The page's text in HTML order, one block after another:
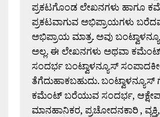
ಪ್ರಕಟಗೊಂಡ ಲೇಖನಗಳು ಹಾಗೂ
ಪ್ರಕಟವಾಗುವ ಅಭಿಪ್ರಾಯಗಳು
ಅಭಿಪ್ರಾಯ ಮಾತ್ರ. ಅವು
ಅಲ್ಲ. ಈ ಲೇಖನಗಳು ಅಥವಾ ಕಮೆಂಟ್
ಸಂದರ್ಭ ಬಂಟ್ವಾಳನ್ಯೂಸ್
ತೆಗೆದುಹಾಕಬಹುದು.
ಕಮೆಂಟ್ ಬರೆಯುವ ಸಂದರ್ಭ,
ಮಾನಹಾನಿಕರ, ಪ್ರಚೋದನಕಾರಿ ,